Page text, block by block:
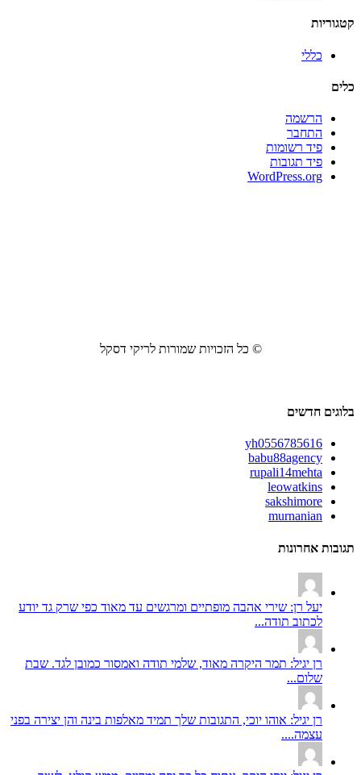
קטגוריות
כללי
כלים
הרשמה
התחבר
פיד רשומות
פיד תגובות
WordPress.org
© כל הזכויות שמורות לריקי דסקל
בלוגים חדשים
yh0556785616
babu88agency
rupali14mehta
leowatkins
sakshimore
murnanian
תגובות אחרונות
יעל רן: שירי אהבה מופתיים ומרגשים עד מאוד כפי שרק גד יודע
לכתוב תודה...
רן יגיל: תמר היקרה מאוד, שלמי תודה ואמסור כמובן לגד. שבת
שלום...
רן יגיל: אוהו יוכי, התגובות שלך תמיד מאלפות בינה והן יצירה בפני
עצמה....